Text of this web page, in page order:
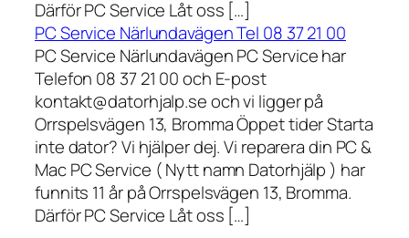
Därför PC Service Låt oss […]
PC Service Närlundavägen Tel 08 37 21 00
PC Service Närlundavägen PC Service har
Telefon 08 37 21 00 och E-post
kontakt@datorhjalp.se och vi ligger på
Orrspelsvägen 13, Bromma Öppet tider Starta
inte dator? Vi hjälper dej. Vi reparera din PC &
Mac PC Service ( Nytt namn Datorhjälp ) har
funnits 11 år på Orrspelsvägen 13, Bromma.
Därför PC Service Låt oss […]